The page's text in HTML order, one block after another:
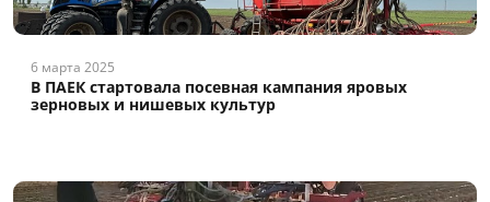
6 марта 2025
В ПАЕК стартовала посевная кампания яровых
зерновых и нишевых культур